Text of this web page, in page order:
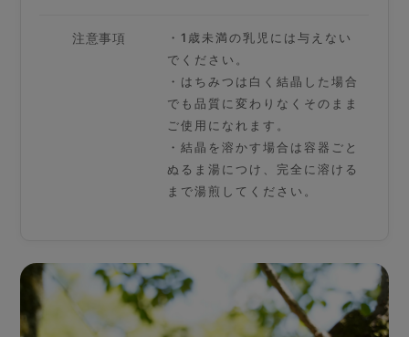
注意事項
・1歳未満の乳児には与えない
でください。
・はちみつは白く結晶した場合
でも品質に変わりなくそのまま
ご使用になれます。
・結晶を溶かす場合は容器ごと
ぬるま湯につけ、完全に溶ける
まで湯煎してください。